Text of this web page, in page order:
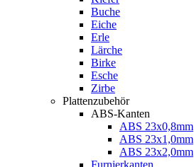
Buche
Eiche
Erle
Lärche
Birke
Esche
Zirbe
Plattenzubehör
ABS-Kanten
ABS 23x0,8mm
ABS 23x1,0mm
ABS 23x2,0mm
Furnierkanten